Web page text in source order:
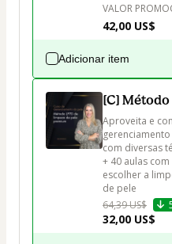
VALOR
42,00 US$
Adicionar item
[C] Método
Aproveita e
com diversas
+ 40 aulas
escolher a
de pele
64,39 US$
32,00 US$